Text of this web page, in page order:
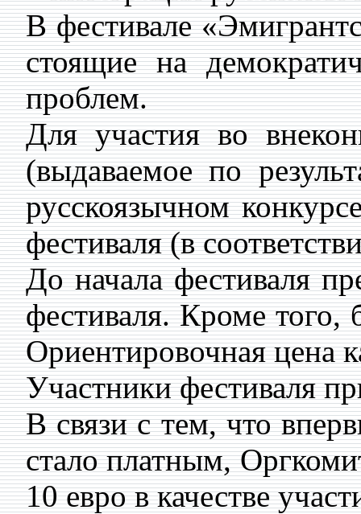
В фестивале
стоящие на
проблем.
Для участия во
(выдаваемое по
русскоязычном
фестиваля (в
До начала фестиваля
фестиваля. Кроме того,
Ориентировочная цена
Участники фестиваля
В связи с тем, что
стало платным,
10 евро в качестве